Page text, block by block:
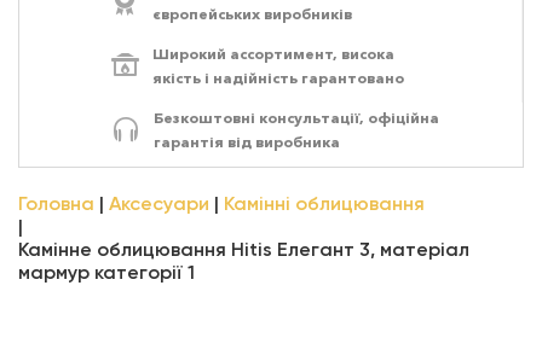
ЕЛЕКТРОКАМІНИ
АКСЕСУАРИ
європейських виробників
Широкий ассортимент, висока
якість і надійність гарантовано
Безкоштовні консультації, офіційна
гарантія від виробника
Головна Аксесуари Камінні облицювання
Камінне облицювання Hitis Елегант 3, матеріал
мармур категорії 1